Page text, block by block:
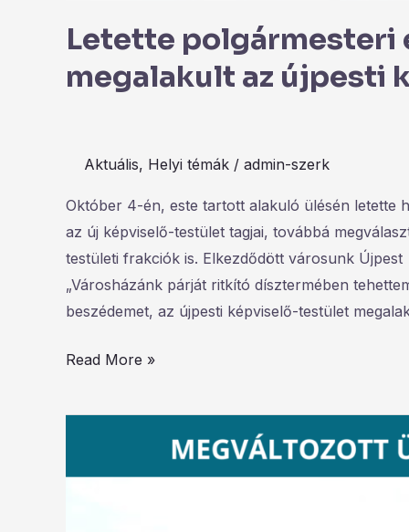
Letette polgármesteri
megalakult az újpesti
Aktuális, Helyi témák / admin-szerk
Október 4-én, este tartott alakuló ülésén letette
az új képviselő-testület tagjai, továbbá
testületi frakciók is. Elkezdődött városunk
„Városházánk párját ritkító dísztermében
beszédemet, az újpesti képviselő-testület
Read More »
Osztály